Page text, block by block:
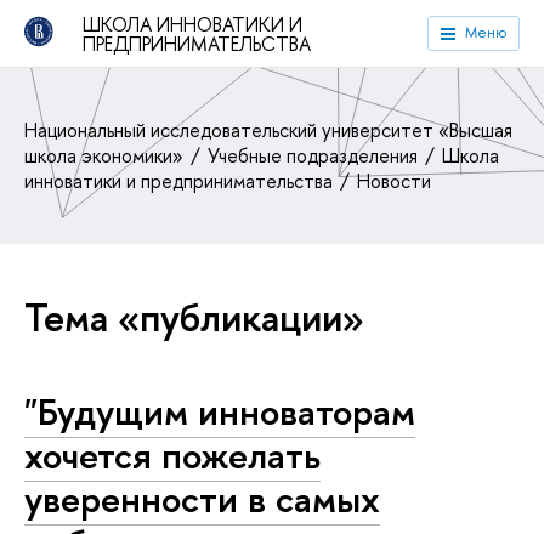
ШКОЛА ИННОВАТИКИ И
ПРЕДПРИНИМАТЕЛЬСТВА Меню
Национальный исследовательский университет «Высшая
школа экономики»
Учебные подразделения
Школа
инноватики и предпринимательства
Новости
Тема «публикации»
"Будущим инноваторам
хочется пожелать
уверенности в самых